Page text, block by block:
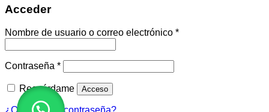
Acceder
Nombre de usuario o correo electrónico *Obligatorio
Contraseña *Obligatorio
Recuérdame Acceso
¿Olvidaste la contraseña?